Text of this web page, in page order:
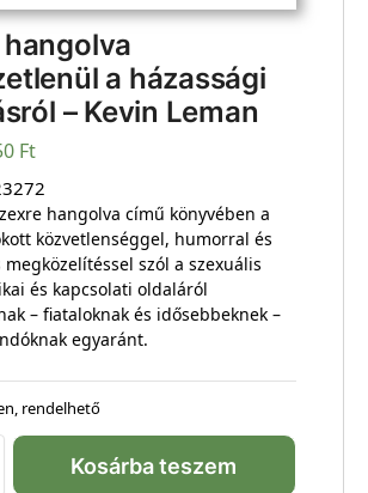
a házassági
– Kevin Leman
Ft
hangolva című könyvében a
közvetlenséggel, humorral és
szól a szexuális
és kapcsolati oldaláról
– fiataloknak és idősebbeknek –
egyaránt.
rendelhető
Kosárba teszem